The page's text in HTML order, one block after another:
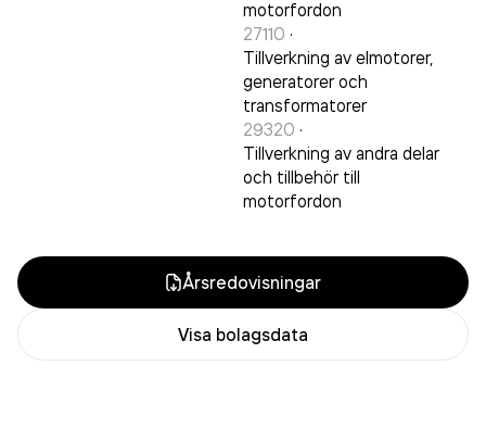
motorfordon
27110 ·
Tillverkning av elmotorer,
generatorer och
transformatorer
29320 ·
Tillverkning av andra delar
och tillbehör till
motorfordon
Årsredovisningar
Visa bolagsdata